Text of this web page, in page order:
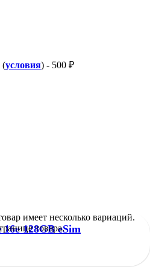
(условия) - 500 ₽
имеет несколько вариаций.
товара.
128GB eSim